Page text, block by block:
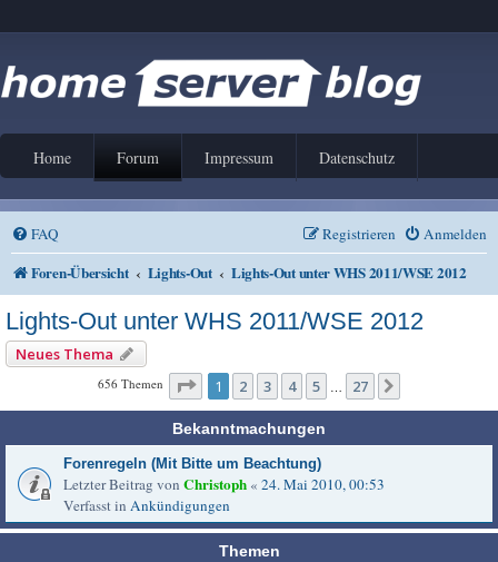
Home Forum Impressum Datenschutz
FAQ Anmelden
Registrieren
Foren-Übersicht Lights-Out Lights-Out unter WHS 2011/WSE 2012
Lights-Out unter WHS 2011/WSE 2012
Neues Thema
656 Themen Seite 1von 27
1 2 3 4 5 … 27
Bekanntmachungen
Forenregeln (Mit Bitte um Beachtung)
Letzter Beitrag von Christoph « 24. Mai 2010, 00:53
Verfasst in Ankündigungen
Themen